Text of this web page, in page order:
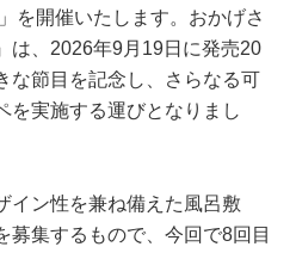
を開催いたします。おかげさ
は、2026年9月19日に発売20
な節目を記念し、さらなる可
を実施する運びとなりまし
イン性を兼ね備えた風呂敷
募集するもので、今回で8回目